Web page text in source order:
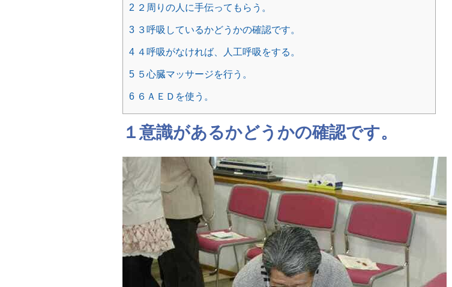
2 ２周りの人に手伝ってもらう。
3 ３呼吸しているかどうかの確認です。
4 ４呼吸がなければ、人工呼吸をする。
5 ５心臓マッサージを行う。
6 ６ＡＥＤを使う。
１意識があるかどうかの確認です。